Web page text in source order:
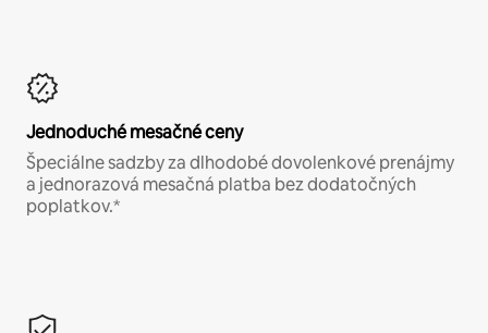
Jednoduché mesačné ceny
Špeciálne sadzby za dlhodobé dovolenkové prenájmy
a jednorazová mesačná platba bez dodatočných
poplatkov.*